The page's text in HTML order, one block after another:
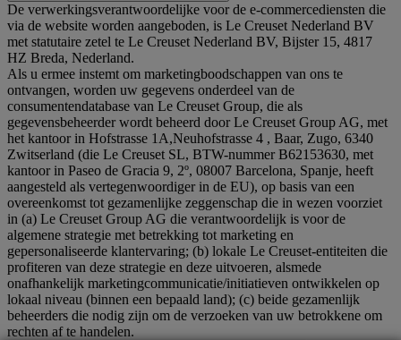
De verwerkingsverantwoordelijke voor de e-commercediensten die
via de website worden aangeboden, is Le Creuset Nederland BV
met statutaire zetel te Le Creuset Nederland BV, Bijster 15, 4817
HZ Breda, Nederland.
Als u ermee instemt om marketingboodschappen van ons te
ontvangen, worden uw gegevens onderdeel van de
consumentendatabase van Le Creuset Group, die als
gegevensbeheerder wordt beheerd door Le Creuset Group AG, met
het kantoor in Hofstrasse 1A,Neuhofstrasse 4 , Baar, Zugo, 6340
Zwitserland (die Le Creuset SL, BTW-nummer B62153630, met
kantoor in Paseo de Gracia 9, 2º, 08007 Barcelona, Spanje, heeft
aangesteld als vertegenwoordiger in de EU), op basis van een
overeenkomst tot gezamenlijke zeggenschap die in wezen voorziet
in (a) Le Creuset Group AG die verantwoordelijk is voor de
algemene strategie met betrekking tot marketing en
gepersonaliseerde klantervaring; (b) lokale Le Creuset-entiteiten die
profiteren van deze strategie en deze uitvoeren, alsmede
onafhankelijk marketingcommunicatie/initiatieven ontwikkelen op
lokaal niveau (binnen een bepaald land); (c) beide gezamenlijk
beheerders die nodig zijn om de verzoeken van uw betrokkene om
rechten af te handelen.